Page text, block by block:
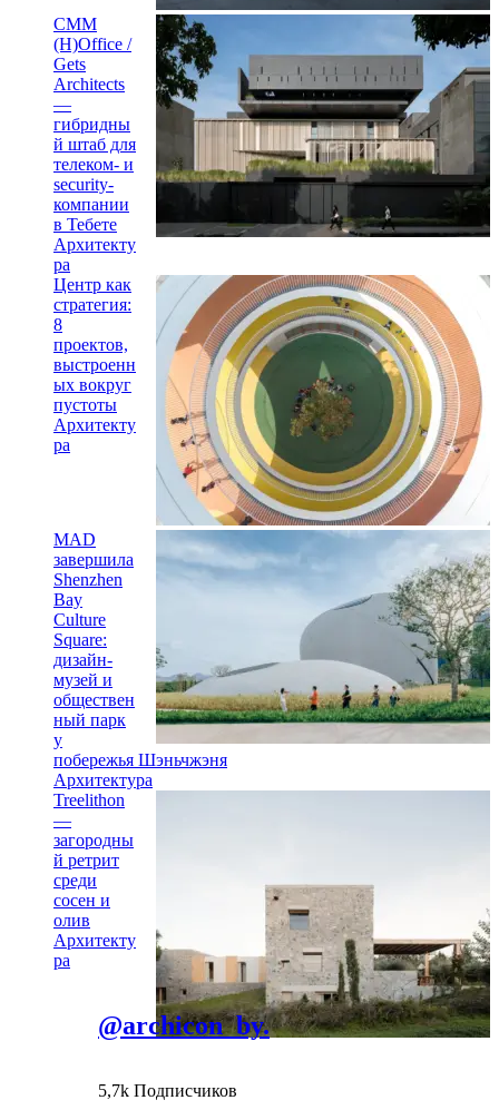
CMM
(H)Office /
Gets
Architects
—
гибридны
й штаб для
телеком- и
security-
компании
в Тебете
Архитекту
ра
Центр как
стратегия:
8
проектов,
выстроенн
ых вокруг
пустоты
Архитекту
ра
MAD
завершила
Shenzhen
Bay
Culture
Square:
дизайн-
музей и
обществен
ный парк
у
побережья Шэньчжэня
Архитектура
Treelithon
—
загородны
й ретрит
среди
сосен и
олив
Архитекту
ра
@archicon_by.
5,7k Подписчиков